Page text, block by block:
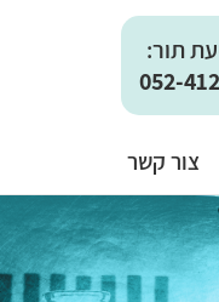
תור:
052-
צור קשר